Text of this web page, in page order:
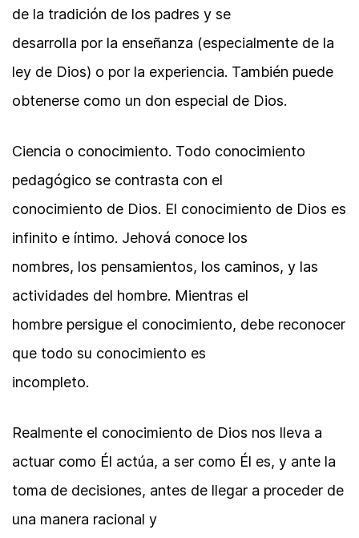
de la tradición de los padres y se
desarrolla por la enseñanza (especialmente de la
ley de Dios) o por la experiencia. También puede
obtenerse como un don especial de Dios.
Ciencia o conocimiento. Todo conocimiento
pedagógico se contrasta con el
conocimiento de Dios. El conocimiento de Dios es
infinito e íntimo. Jehová conoce los
nombres, los pensamientos, los caminos, y las
actividades del hombre. Mientras el
hombre persigue el conocimiento, debe reconocer
que todo su conocimiento es
incompleto.
Realmente el conocimiento de Dios nos lleva a
actuar como Él actúa, a ser como Él es, y ante la
toma de decisiones, antes de llegar a proceder de
una manera racional y